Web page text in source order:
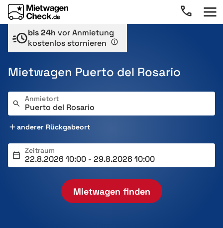
bis 24h vor Anmietung
kostenlos stornieren
Mietwagen Puerto del Rosario
Anmietort
anderer Rückgabeort
Zeitraum
Mietwagen finden